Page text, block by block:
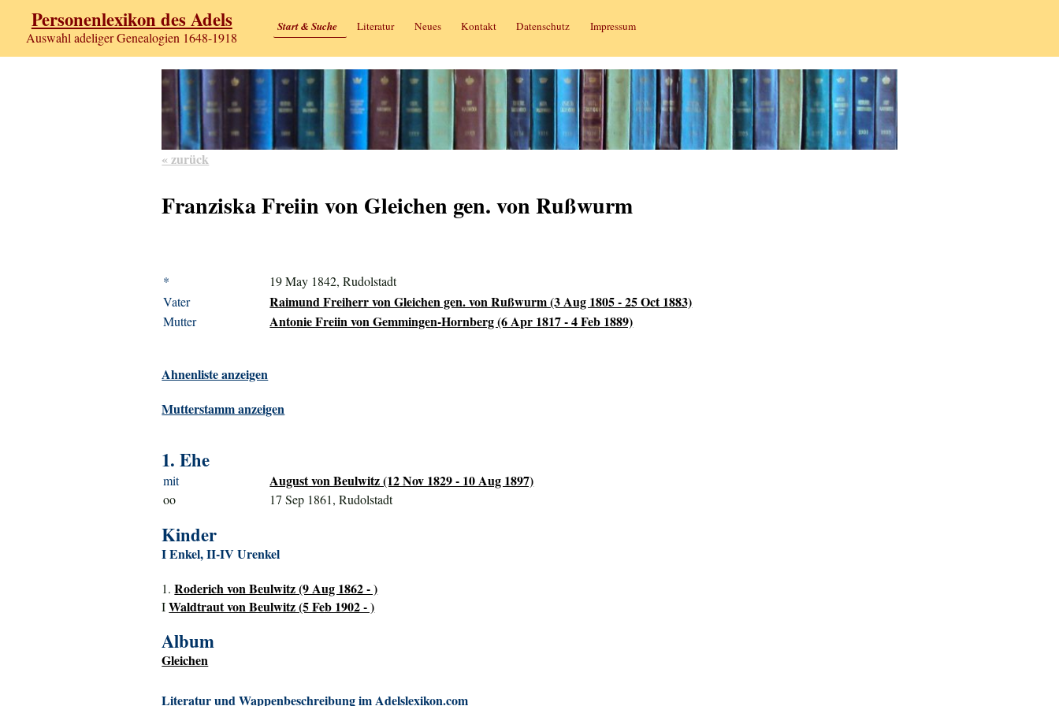
Personenlexikon des Adels
Auswahl adeliger Genealogien 1648-1918
Start & Suche Literatur Neues Kontakt Datenschutz Impressum
« zurück
Franziska Freiin von Gleichen gen. von Rußwurm
*
19 May 1842, Rudolstadt
Vater
Raimund Freiherr von Gleichen gen. von Rußwurm (3 Aug 1805 - 25 Oct 1883)
Mutter Antonie Freiin von Gemmingen-Hornberg (6 Apr 1817 - 4 Feb 1889)
Ahnenliste anzeigen
Mutterstamm anzeigen
1. Ehe
mit August von Beulwitz (12 Nov 1829 - 10 Aug 1897)
oo 17 Sep 1861, Rudolstadt
Kinder
I Enkel, II-IV Urenkel
1.Roderich von Beulwitz (9 Aug 1862 - )
IWaldtraut von Beulwitz (5 Feb 1902 - )
Album
Gleichen
Literatur und Wappenbeschreibung im Adelslexikon.com